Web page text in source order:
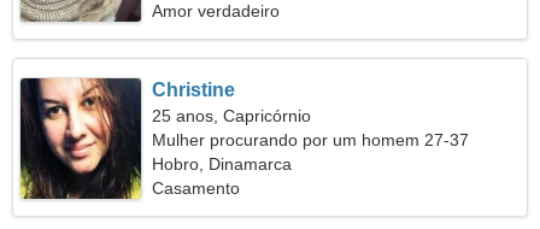
Amor verdadeiro
Christine
25 anos, Capricórnio
Mulher procurando por um homem 27-37
Hobro, Dinamarca
Casamento